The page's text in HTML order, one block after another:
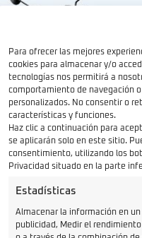
Para ofrecer las mejores
cookies para almacenar y/o
tecnologías nos permitirá a
comportamiento de navegación
personalizados. No consentir o
características y funciones.
Haz clic a continuación para
se aplicarán solo en este sitio.
consentimiento, utilizando los
Privacidad situado en la parte
Estadísticas
Almacenar la información en
publicidad, Medir el